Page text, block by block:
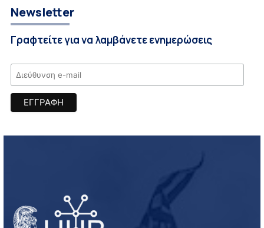
Newsletter
Γραφτείτε για να λαμβάνετε ενημερώσεις